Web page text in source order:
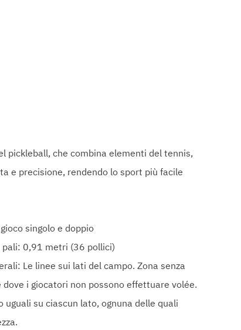
pickleball, che combina elementi del tennis,
e precisione, rendendo lo sport più facile
singolo e doppio
0,91 metri (36 pollici)
Le linee sui lati del campo. Zona senza
i giocatori non possono effettuare volée.
su ciascun lato, ognuna delle quali